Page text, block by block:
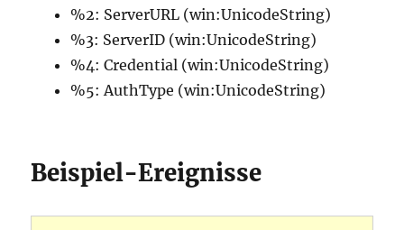
%2: ServerURL (win:UnicodeString)
%3: ServerID (win:UnicodeString)
%4: Credential (win:UnicodeString)
%5: AuthType (win:UnicodeString)
Beispiel-Ereignisse